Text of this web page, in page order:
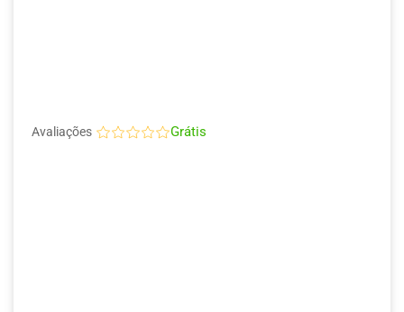
Avaliações Grátis